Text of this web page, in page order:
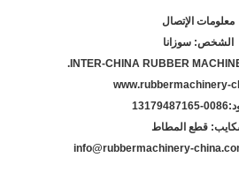
معلومات الإتصال
الشخص: سوزانا
www.rubbermachinery-
0086-13179487165
قطع المطاط